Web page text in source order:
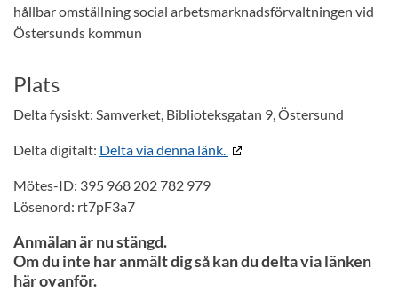
hållbar omställning social arbetsmarknadsförvaltningen vid
Östersunds kommun
Plats
Delta fysiskt: Samverket, Biblioteksgatan 9, Östersund
Delta digitalt: Delta via denna länk.
Mötes-ID: 395 968 202 782 979
Lösenord: rt7pF3a7
Anmälan är nu stängd.
Om du inte har anmält dig så kan du delta via länken
här ovanför.